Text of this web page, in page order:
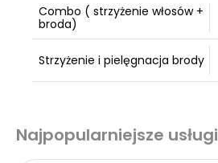
Combo ( strzyżenie włosów +
broda)
Strzyżenie i pielęgnacja brody
Najpopularniejsze usługi